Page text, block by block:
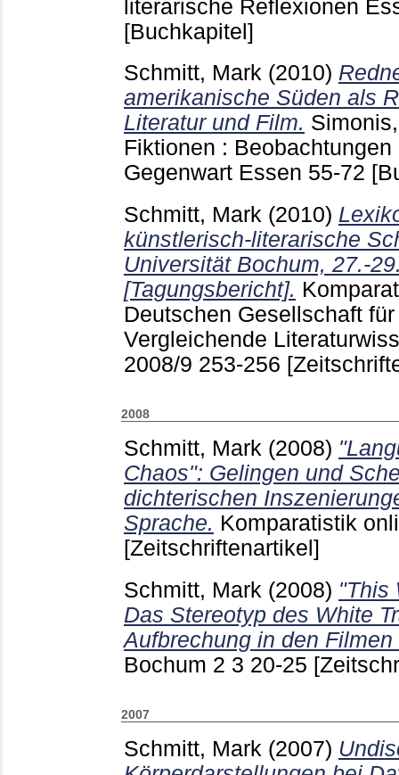
literarische Reflexionen
[Buchkapitel]
Schmitt, Mark (2010)
amerikanische Süden als
Literatur und Film.
Fiktionen :
Gegenwart Essen 55-72
Schmitt, Mark (2010)
künstlerisch-literarische
Universität Bochum, 27.-
[Tagungsbericht].
Deutschen Gesellschaft
Vergleichende
2008/9 253-256
2008
Schmitt, Mark (2008)
Chaos": Gelingen und
dichterischen
Sprache. Komparatistik
[Zeitschriftenartikel]
Schmitt, Mark (2008) "This
Das Stereotyp des White
Aufbrechung in den
Bochum 2 3 20-25
2007
Schmitt, Mark (2007)